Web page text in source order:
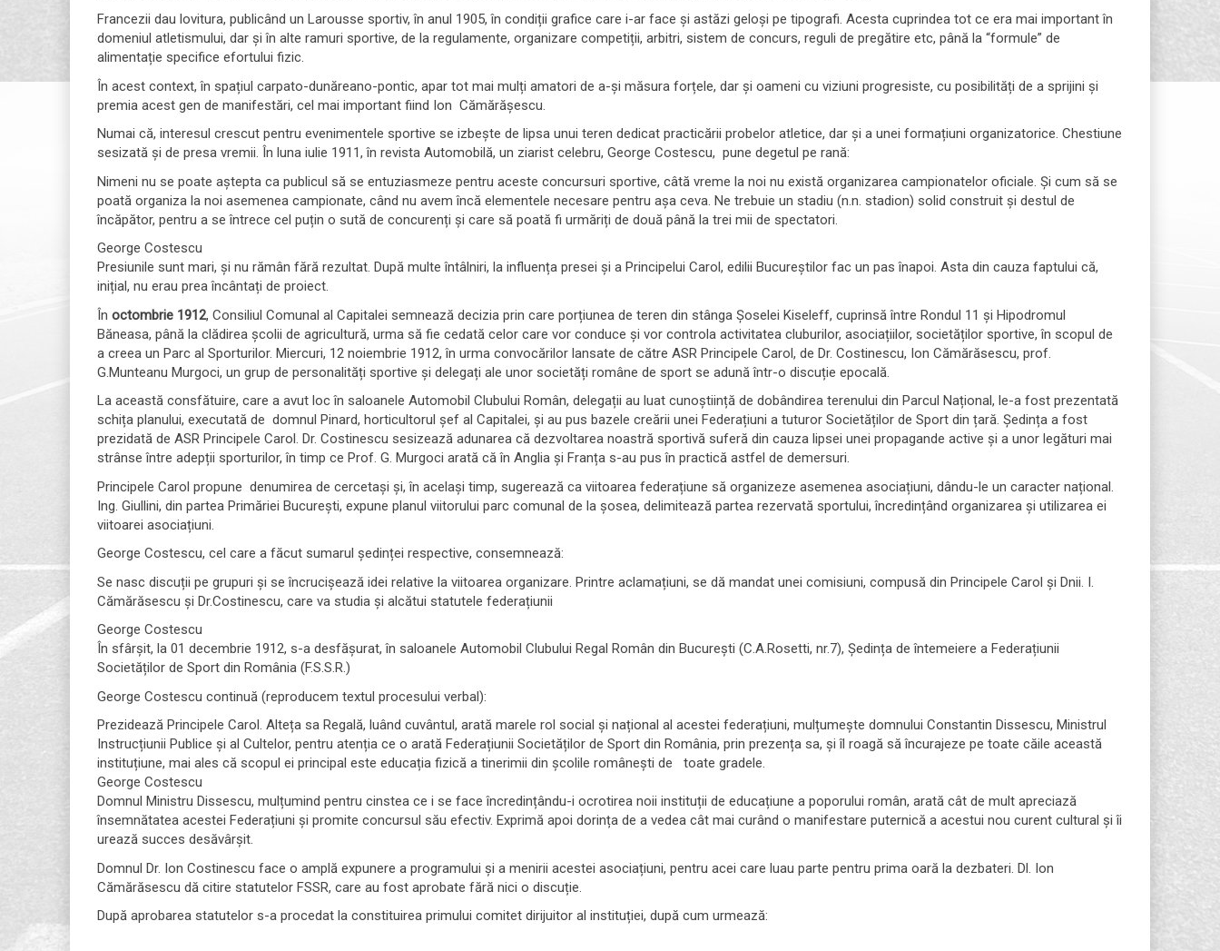
Francezii dau lovitura, publicând un Larousse sportiv, în anul 1905, în condiții grafice care i-ar face și astăzi geloși pe tipografi. Acesta cuprindea tot ce era mai important în
domeniul atletismului, dar și în alte ramuri sportive, de la regulamente, organizare competiții, arbitri, sistem de concurs, reguli de pregătire etc, până la “formule” de
alimentație specifice efortului fizic.
În acest context, în spațiul carpato-dunăreano-pontic, apar tot mai mulți amatori de a-și măsura forțele, dar și oameni cu viziuni progresiste, cu posibilități de a sprijini și
premia acest gen de manifestări, cel mai important fiind Ion Cămărășescu.
Numai că, interesul crescut pentru evenimentele sportive se izbește de lipsa unui teren dedicat practicării probelor atletice, dar și a unei formațiuni organizatorice. Chestiune
sesizată și de presa vremii. În luna iulie 1911, în revista Automobilă, un ziarist celebru, George Costescu, pune degetul pe rană:
Nimeni nu se poate aștepta ca publicul să se entuziasmeze pentru aceste concursuri sportive, câtă vreme la noi nu există organizarea campionatelor oficiale. Și cum să se
poată organiza la noi asemenea campionate, când nu avem încă elementele necesare pentru așa ceva. Ne trebuie un stadiu (n.n. stadion) solid construit și destul de
încăpător, pentru a se întrece cel puțin o sută de concurenți și care să poată fi urmăriți de două până la trei mii de spectatori.
George Costescu
Presiunile sunt mari, și nu rămân fără rezultat. După multe întâlniri, la influența presei și a Principelui Carol, edilii Bucureștilor fac un pas înapoi. Asta din cauza faptului că,
inițial, nu erau prea încântați de proiect.
În octombrie 1912, Consiliul Comunal al Capitalei semnează decizia prin care porțiunea de teren din stânga Șoselei Kiseleff, cuprinsă între Rondul 11 și Hipodromul
Băneasa, până la clădirea școlii de agricultură, urma să fie cedată celor care vor conduce și vor controla activitatea cluburilor, asociațiilor, societăților sportive, în scopul de
a creea un Parc al Sporturilor. Miercuri, 12 noiembrie 1912, în urma convocărilor lansate de către ASR Principele Carol, de Dr. Costinescu, Ion Cămărăsescu, prof.
G.Munteanu Murgoci, un grup de personalități sportive și delegați ale unor societăți române de sport se adună într-o discuție epocală.
La această consfătuire, care a avut loc în saloanele Automobil Clubului Român, delegații au luat cunoștiință de dobândirea terenului din Parcul Național, le-a fost prezentată
schița planului, executată de domnul Pinard, horticultorul șef al Capitalei, și au pus bazele creării unei Federațiuni a tuturor Societăților de Sport din țară. Ședința a fost
prezidată de ASR Principele Carol. Dr. Costinescu sesizează adunarea că dezvoltarea noastră sportivă suferă din cauza lipsei unei propagande active și a unor legături mai
strânse între adepții sporturilor, în timp ce Prof. G. Murgoci arată că în Anglia și Franța s-au pus în practică astfel de demersuri.
Principele Carol propune denumirea de cercetași și, în același timp, sugerează ca viitoarea federațiune să organizeze asemenea asociațiuni, dându-le un caracter național.
Ing. Giullini, din partea Primăriei București, expune planul viitorului parc comunal de la șosea, delimitează partea rezervată sportului, încredințând organizarea și utilizarea ei
viitoarei asociațiuni.
George Costescu, cel care a făcut sumarul ședinței respective, consemnează:
Se nasc discuții pe grupuri și se încrucișează idei relative la viitoarea organizare. Printre aclamațiuni, se dă mandat unei comisiuni, compusă din Principele Carol și Dnii. I.
Cămărăsescu și Dr.Costinescu, care va studia și alcătui statutele federațiunii
George Costescu
În sfârșit, la 01 decembrie 1912, s-a desfășurat, în saloanele Automobil Clubului Regal Român din București (C.A.Rosetti, nr.7), Ședința de întemeiere a Federațiunii
Societăților de Sport din România (F.S.S.R.)
George Costescu continuă (reproducem textul procesului verbal):
Prezidează Principele Carol. Alteța sa Regală, luând cuvântul, arată marele rol social și național al acestei federațiuni, mulțumește domnului Constantin Dissescu, Ministrul
Instrucțiunii Publice și al Cultelor, pentru atenția ce o arată Federațiunii Societăților de Sport din România, prin prezența sa, și îl roagă să încurajeze pe toate căile această
instituțiune, mai ales că scopul ei principal este educația fizică a tinerimii din școlile românești de toate gradele.
George Costescu
Domnul Ministru Dissescu, mulțumind pentru cinstea ce i se face încredințându-i ocrotirea noii instituții de educațiune a poporului român, arată cât de mult apreciază
însemnătatea acestei Federațiuni și promite concursul său efectiv. Exprimă apoi dorința de a vedea cât mai curând o manifestare puternică a acestui nou curent cultural și îi
urează succes desăvârșit.
Domnul Dr. Ion Costinescu face o amplă expunere a programului și a menirii acestei asociațiuni, pentru acei care luau parte pentru prima oară la dezbateri. Dl. Ion
Cămărăsescu dă citire statutelor FSSR, care au fost aprobate fără nici o discuție.
După aprobarea statutelor s-a procedat la constituirea primului comitet dirijuitor al instituției, după cum urmează: